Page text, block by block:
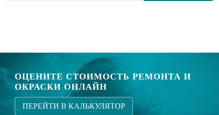
ОЦЕНИТЕ СТОИМОСТЬ РЕМОНТА И
ОКРАСКИ ОНЛАЙН
ПЕРЕЙТИ В КАЛЬКУЛЯТОР